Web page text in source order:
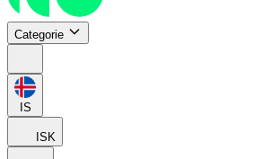
Categorie
IS
ISK